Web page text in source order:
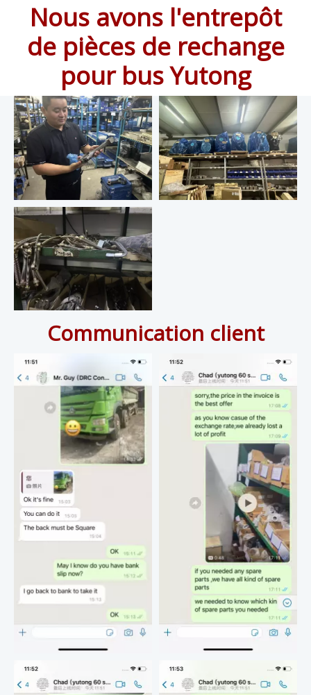
Nous avons l'entrepôt
de pièces de rechange
pour bus Yutong
Communication client